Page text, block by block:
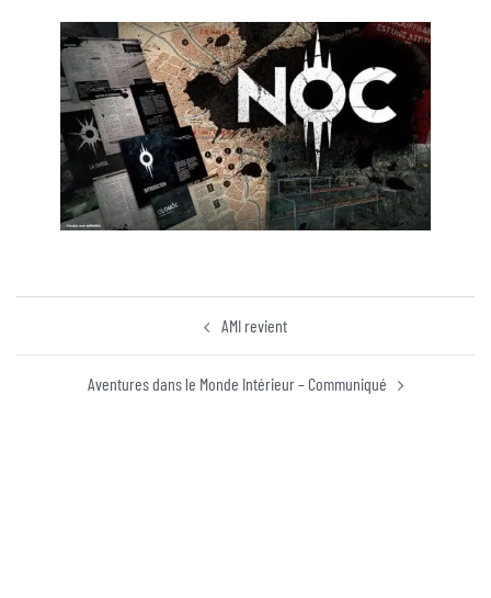
AMI revient
Aventures dans le Monde Intérieur – Communiqué